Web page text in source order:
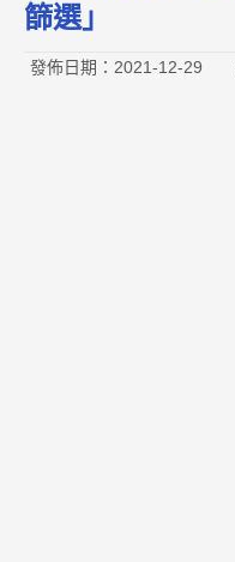
篩選」
發佈日期：2021-12-29